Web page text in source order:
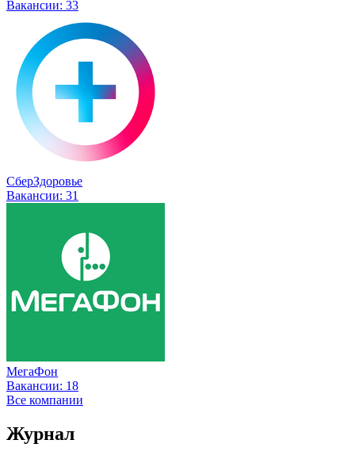
Вакансии: 33
СберЗдоровье
Вакансии: 31
МегаФон
Вакансии: 18
Все компании
Журнал